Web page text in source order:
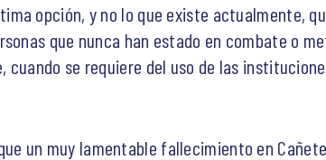
opción, y no lo que existe actualmente,
que nunca han estado en combate o
cuando se requiere del uso de las
un muy lamentable fallecimiento en